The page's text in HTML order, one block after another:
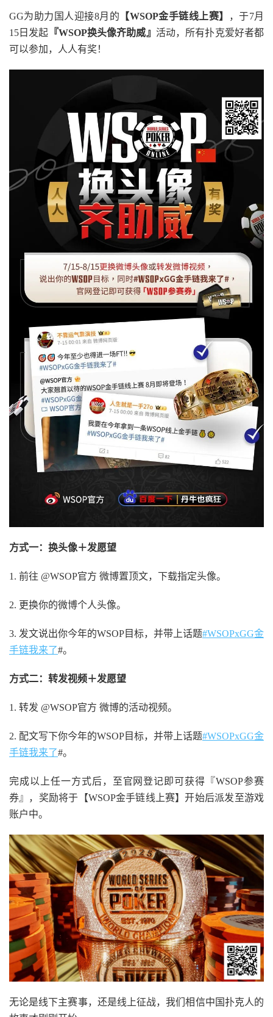
GG为助力国人迎接8月的 【WSOP金手链线上赛】
，于7月
15日发起 『WSOP换头像齐助威』 活动，所有扑克爱好者都
可以参加，人人有奖！
方式一：换头像＋发愿望
1. 前往 @WSOP官方 微博置顶文，下载指定头像。
2. 更换你的微博个人头像。
3. 发文说出你今年的WSOP目标，并带上话题#WSOPxGG金
手链我来了#。
方式二：转发视频＋发愿望
1. 转发 @WSOP官方 微博的活动视频。
2. 配文写下你今年的WSOP目标，并带上话题#WSOPxGG金
手链我来了#。
完成以上任一方式后，至官网登记即可获得『WSOP参赛
券』，奖励将于【WSOP金手链线上赛】开始后派发至游戏
账户中。
无论是线下主赛事，还是线上征战，我们相信中国扑克人的